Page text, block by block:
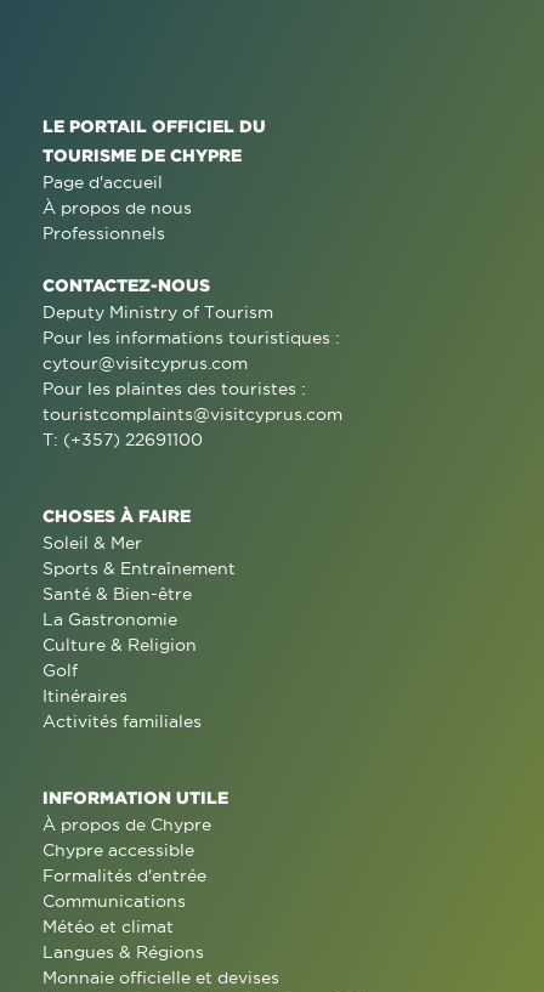
LE PORTAIL OFFICIEL DU
TOURISME DE CHYPRE
Page d'accueil
À propos de nous
Professionnels
CONTACTEZ-NOUS
Deputy Ministry of Tourism
Pour les informations touristiques :
cytour@visitcyprus.com
Pour les plaintes des touristes :
touristcomplaints@visitcyprus.com
T: (+357) 22691100
CHOSES À FAIRE
Soleil & Mer
Sports & Entraînement
Santé & Bien-être
La Gastronomie
Culture & Religion
Golf
Itinéraires
Activités familiales
INFORMATION UTILE
À propos de Chypre
Chypre accessible
Formalités d'entrée
Communications
Météo et climat
Langues & Régions
Monnaie officielle et devises